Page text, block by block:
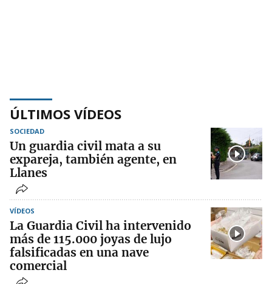
ÚLTIMOS VÍDEOS
SOCIEDAD
Un guardia civil mata a su
expareja, también agente, en
Llanes
VÍDEOS
La Guardia Civil ha intervenido
más de 115.000 joyas de lujo
falsificadas en una nave
comercial